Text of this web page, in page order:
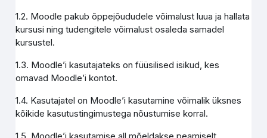
1.2. Moodle pakub õppejõududele võimalust luua ja hallata
kursusi ning tudengitele võimalust osaleda samadel
kursustel.
1.3. Moodle’i kasutajateks on füüsilised isikud, kes
omavad Moodle’i kontot.
1.4. Kasutajatel on Moodle’i kasutamine võimalik üksnes
kõikide kasutustingimustega nõustumise korral.